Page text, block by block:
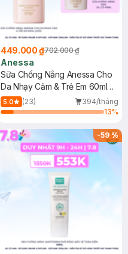
449.000 ₫702.000 ₫
Anessa
Sữa Chống Nắng Anessa Cho
Da Nhạy Cảm & Trẻ Em 60ml
(Mới)
5.0 (23)
394/tháng
13%
-59%